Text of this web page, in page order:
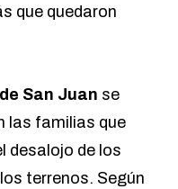
que quedaron
San Juan se
las familias que
desalojo de los
terrenos. Según